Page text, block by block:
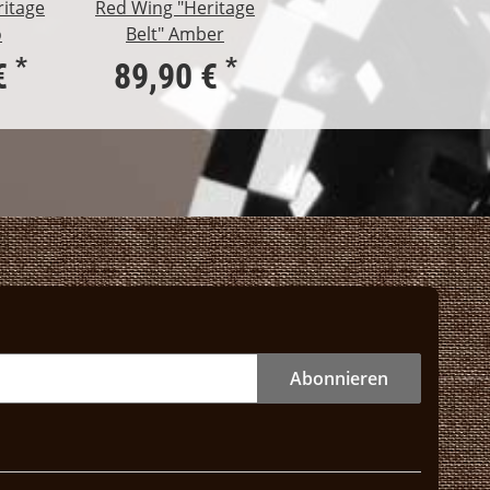
*
Red Wing "Heritage
Belt" Amber
89,90 €*
Abonnieren